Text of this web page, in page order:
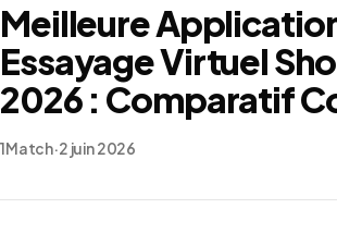
Meilleure
Essayage Virtuel
2026 : Comparatif
1Match·2 juin 2026